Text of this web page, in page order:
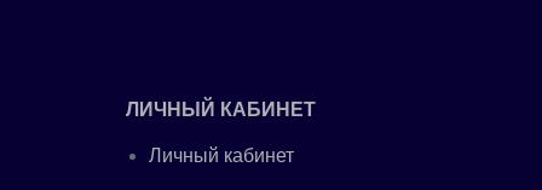
ЛИЧНЫЙ КАБИНЕТ
Личный кабинет